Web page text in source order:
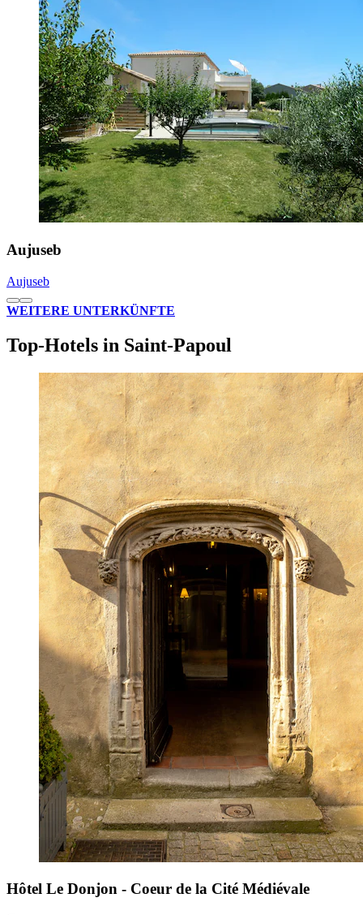
Aujuseb
Aujuseb
WEITERE UNTERKÜNFTE
Top-Hotels in Saint-Papoul
Hôtel Le Donjon - Coeur de la Cité Médiévale